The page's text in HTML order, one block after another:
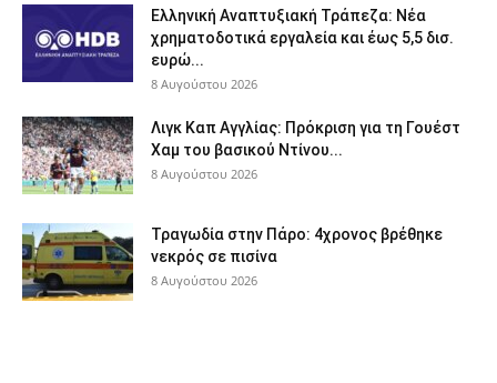
Ελληνική Αναπτυξιακή Τράπεζα: Νέα
χρηματοδοτικά εργαλεία και έως 5,5 δισ.
ευρώ...
8 Αυγούστου 2026
Λιγκ Καπ Αγγλίας: Πρόκριση για τη Γουέστ
Χαμ του βασικού Ντίνου...
8 Αυγούστου 2026
Τραγωδία στην Πάρο: 4χρονος βρέθηκε
νεκρός σε πισίνα
8 Αυγούστου 2026